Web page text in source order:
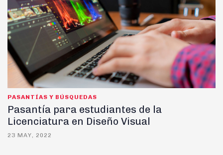
PASANTÍAS Y BÚSQUEDAS
Pasantía para estudiantes de la
Licenciatura en Diseño Visual
23 MAY, 2022